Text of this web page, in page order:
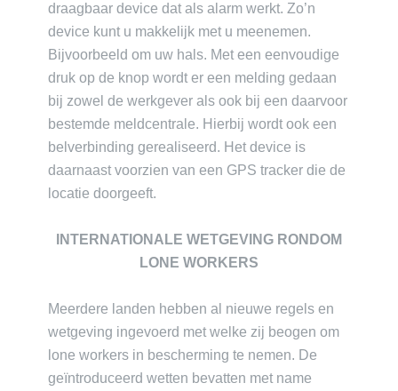
draagbaar device dat als alarm werkt. Zo’n
device kunt u makkelijk met u meenemen.
Bijvoorbeeld om uw hals. Met een eenvoudige
druk op de knop wordt er een melding gedaan
bij zowel de werkgever als ook bij een daarvoor
bestemde meldcentrale. Hierbij wordt ook een
belverbinding gerealiseerd. Het device is
daarnaast voorzien van een GPS tracker die de
locatie doorgeeft.
INTERNATIONALE WETGEVING RONDOM
LONE WORKERS
Meerdere landen hebben al nieuwe regels en
wetgeving ingevoerd met welke zij beogen om
lone workers in bescherming te nemen. De
geïntroduceerd wetten bevatten met name